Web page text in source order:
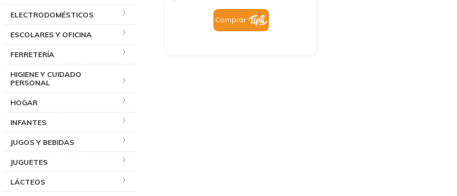
ELECTRODOMÉSTICOS
ESCOLARES Y OFICINA
FERRETERÍA
HIGIENE Y CUIDADO
PERSONAL
HOGAR
INFANTES
JUGOS Y BEBIDAS
JUGUETES
LÁCTEOS
Comprar